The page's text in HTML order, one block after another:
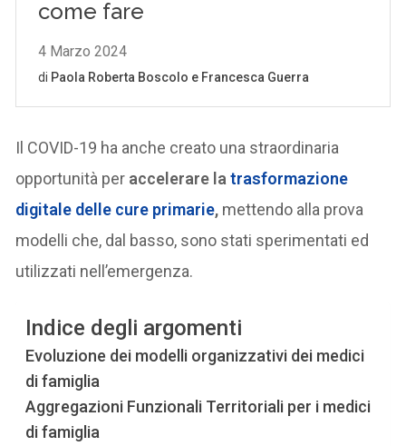
Il COVID-19 ha anche creato una straordinaria
opportunità per accelerare latrasformazione
digitale delle cure primarie, mettendo alla prova
modelli che, dal basso, sono stati sperimentati ed
utilizzati nell’emergenza.
Indice degli argomenti
Evoluzione dei modelli organizzativi dei medici
di famiglia
Aggregazioni Funzionali Territoriali per i medici
di famiglia